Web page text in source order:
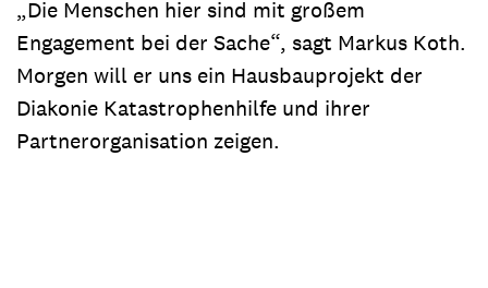
„Die Menschen hier sind mit großem
Engagement bei der Sache“, sagt Markus Koth.
Morgen will er uns ein Hausbauprojekt der
Diakonie Katastrophenhilfe und ihrer
Partnerorganisation zeigen.